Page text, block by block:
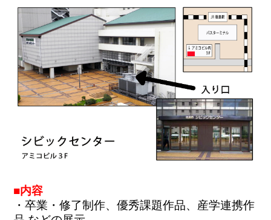
■内容
・卒業・修了制作、優秀課題作品、産学連携作